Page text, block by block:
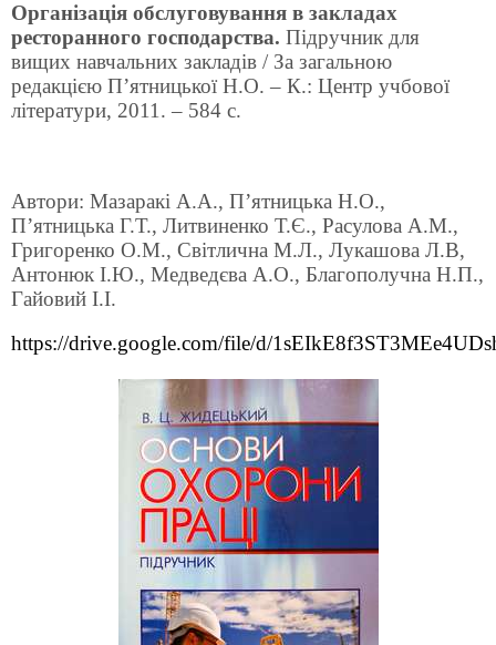
Організація обслуговування в закладах
ресторанного господарства. Підручник для
вищих навчальних закладів / За загальною
редакцією П’ятницької Н.О. – К.: Центр учбової
літератури, 2011. – 584 с.
Автори: Мазаракі А.А., П’ятницька Н.О.,
П’ятницька Г.Т., Литвиненко Т.Є., Расулова А.М.,
Григоренко О.М., Світлична М.Л., Лукашова Л.В,
Антонюк І.Ю., Медведєва А.О., Благополучна Н.П.,
Гайовий І.І.
https://drive.google.com/file/d/